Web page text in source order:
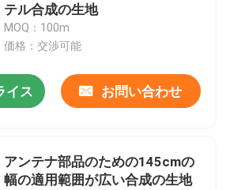
テル合成の生地
MOQ：100m
価格：交渉可能
イス お問い合わせ
アンテナ部品のための145cmの
幅の適用範囲が広い合成の生地